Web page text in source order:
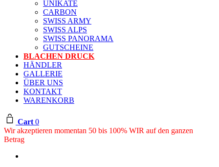
UNIKATE
CARBON
SWISS ARMY
SWISS ALPS
SWISS PANORAMA
GUTSCHEINE
BLACHEN DRUCK
HÄNDLER
GALLERIE
ÜBER UNS
KONTAKT
WARENKORB
Cart 0
Wir akzeptieren momentan 50 bis 100% WIR auf den ganzen
Betrag